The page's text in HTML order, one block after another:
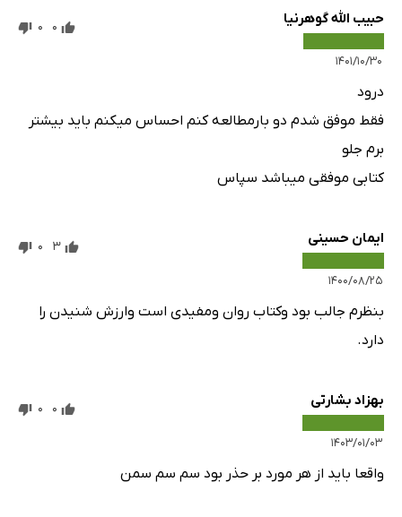
حبیب الله گوهرنیا
۱۴۰۱/۱۰/۳۰
0
0
درود
فقط موفق شدم دو بارمطالعه کنم احساس میکنم باید بیشتر
برم جلو
کتابی موفقی میباشد سپاس
ایمان حسینی
۱۴۰۰/۰۸/۲۵
3
0
بنظرم جالب بود وکتاب روان ومفیدی است وارزش شنیدن را
دارد.
بهزاد بشارتی
۱۴۰۳/۰۱/۰۳
0
0
واقعا باید از هر مورد بر حذر بود سم سم سمن